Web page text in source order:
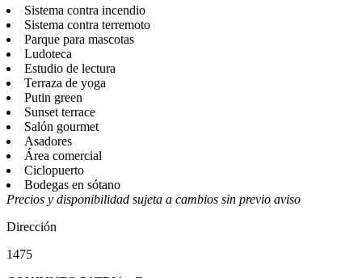
Sistema contra incendio
Sistema contra terremoto
Parque para mascotas
Ludoteca
Estudio de lectura
Terraza de yoga
Putin green
Sunset terrace
Salón gourmet
Asadores
Área comercial
Ciclopuerto
Bodegas en sótano
Precios y disponibilidad sujeta a cambios sin previo aviso
Dirección
1475